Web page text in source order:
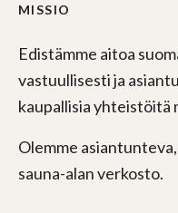
MISSIO
Edistämme aitoa
vastuullisesti ja
kaupallisia yhteistöitä
Olemme
sauna-alan verkosto.